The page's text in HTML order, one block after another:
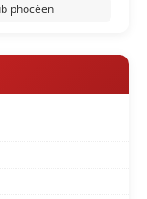
phocéen